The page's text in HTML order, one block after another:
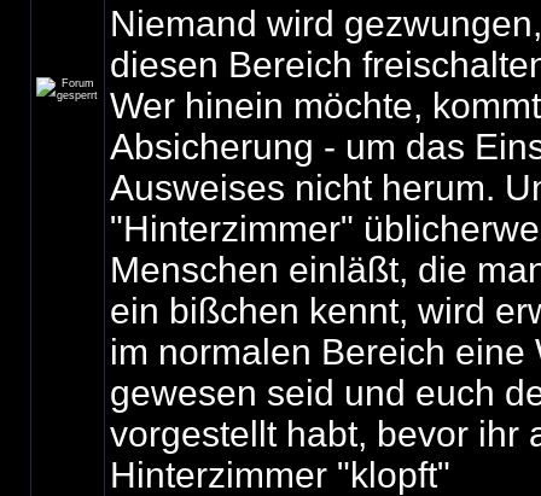
Niemand wird
diesen Bereich
Wer hinein möchte,
Absicherung - um das
Ausweises nicht herum.
"Hinterzimmer"
Menschen einläßt, die
ein bißchen kennt, wird
im normalen Bereich eine
gewesen seid und euch
vorgestellt habt, bevor ihr
Hinterzimmer "klopft"